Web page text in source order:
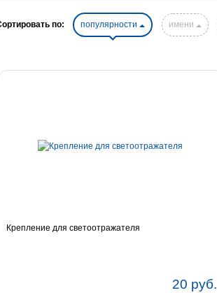
по: популярности имени
Крепление для светоотражателя
20 руб.